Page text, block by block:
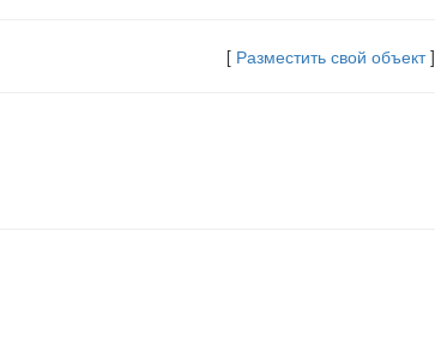
[ Разместить свой объект]